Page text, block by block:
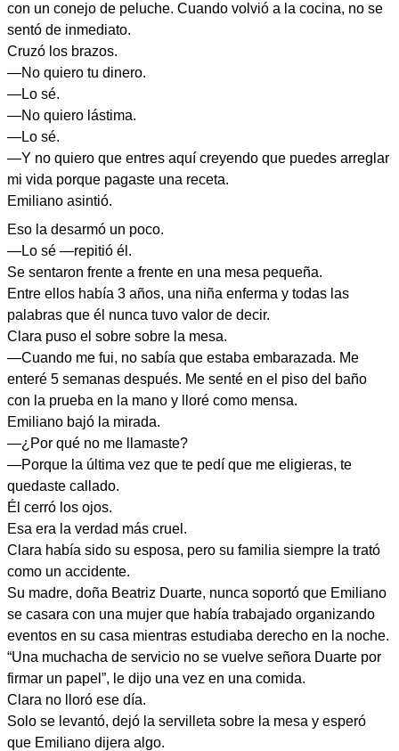
con un conejo de peluche. Cuando volvió a la cocina, no se
sentó de inmediato.
Cruzó los brazos.
—No quiero tu dinero.
—Lo sé.
—No quiero lástima.
—Lo sé.
—Y no quiero que entres aquí creyendo que puedes arreglar
mi vida porque pagaste una receta.
Emiliano asintió.
Eso la desarmó un poco.
—Lo sé —repitió él.
Se sentaron frente a frente en una mesa pequeña.
Entre ellos había 3 años, una niña enferma y todas las
palabras que él nunca tuvo valor de decir.
Clara puso el sobre sobre la mesa.
—Cuando me fui, no sabía que estaba embarazada. Me
enteré 5 semanas después. Me senté en el piso del baño
con la prueba en la mano y lloré como mensa.
Emiliano bajó la mirada.
—¿Por qué no me llamaste?
—Porque la última vez que te pedí que me eligieras, te
quedaste callado.
Él cerró los ojos.
Esa era la verdad más cruel.
Clara había sido su esposa, pero su familia siempre la trató
como un accidente.
Su madre, doña Beatriz Duarte, nunca soportó que Emiliano
se casara con una mujer que había trabajado organizando
eventos en su casa mientras estudiaba derecho en la noche.
“Una muchacha de servicio no se vuelve señora Duarte por
firmar un papel”, le dijo una vez en una comida.
Clara no lloró ese día.
Solo se levantó, dejó la servilleta sobre la mesa y esperó
que Emiliano dijera algo.